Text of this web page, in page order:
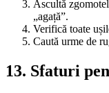
Ascultă
„agață”.
Verifică toate
Caută urme de
13. Sfaturi